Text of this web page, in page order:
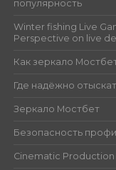
популярность
Winter fishing Live
Perspective on live
Как зеркало
Где надёжно
Зеркало Мостбет
Безопасность
Cinematic Production